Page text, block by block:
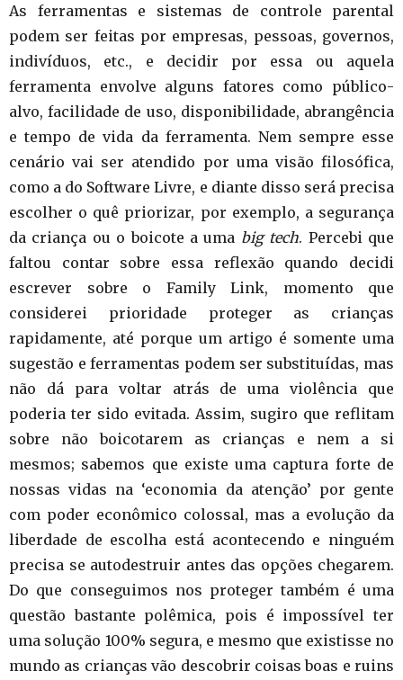
As ferramentas e sistemas de controle parental
podem ser feitas por empresas, pessoas, governos,
indivíduos, etc., e decidir por essa ou aquela
ferramenta envolve alguns fatores como público-
alvo, facilidade de uso, disponibilidade, abrangência
e tempo de vida da ferramenta. Nem sempre esse
cenário vai ser atendido por uma visão filosófica,
como a do Software Livre, e diante disso será precisa
escolher o quê priorizar, por exemplo, a segurança
da criança ou o boicote a uma big tech. Percebi que
faltou contar sobre essa reflexão quando decidi
escrever sobre o Family Link, momento que
considerei prioridade proteger as crianças
rapidamente, até porque um artigo é somente uma
sugestão e ferramentas podem ser substituídas, mas
não dá para voltar atrás de uma violência que
poderia ter sido evitada. Assim, sugiro que reflitam
sobre não boicotarem as crianças e nem a si
mesmos; sabemos que existe uma captura forte de
nossas vidas na ‘economia da atenção’ por gente
com poder econômico colossal, mas a evolução da
liberdade de escolha está acontecendo e ninguém
precisa se autodestruir antes das opções chegarem.
Do que conseguimos nos proteger também é uma
questão bastante polêmica, pois é impossível ter
uma solução 100% segura, e mesmo que existisse no
mundo as crianças vão descobrir coisas boas e ruins